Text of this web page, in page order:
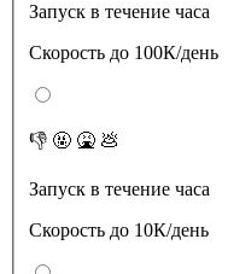
Запуск в течение часа
Скорость до 100К/день
👎 🤬 🤮 💩
Запуск в течение часа
Скорость до 10К/день